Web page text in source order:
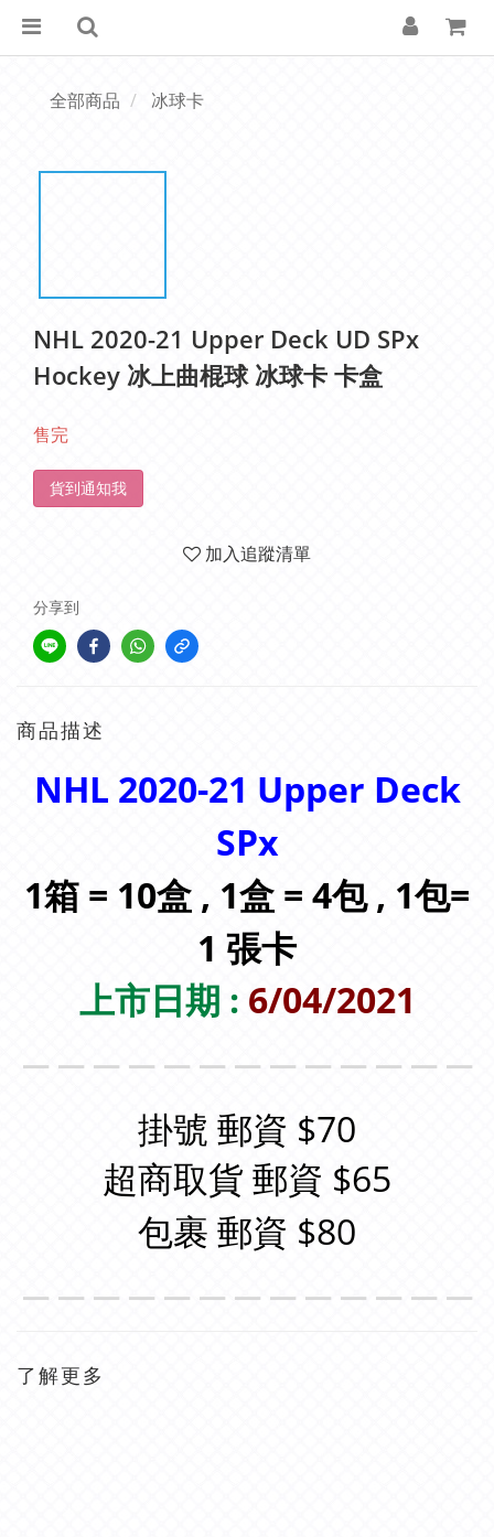
全部商品 冰球卡
NHL 2020-21 Upper Deck UD SPx
Hockey 冰上曲棍球 冰球卡 卡盒
售完
貨到通知我
加入追蹤清單
分享到
商品描述
NHL 2020-21 Upper Deck
SPx
1箱 = 10盒 , 1盒 = 4包 , 1包=
1 張卡
上市日期 : 6/04/2021
掛號 郵資 $70
超商取貨 郵資 $65
包裹 郵資 $80
了解更多